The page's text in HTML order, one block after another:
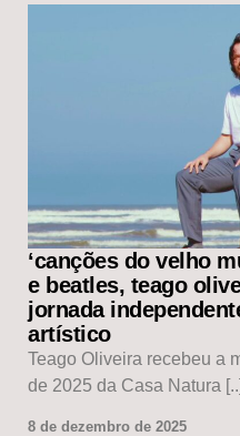
‘canções do velho
e beatles, teago
jornada
artístico
Teago Oliveira recebeu a
de 2025 da Casa Natura [..]
8 de dezembro de 2025